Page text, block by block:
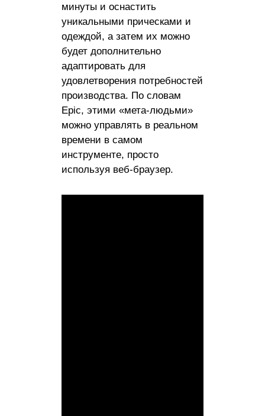
минуты и оснастить
уникальными прическами и
одеждой, а затем их можно
будет дополнительно
адаптировать для
удовлетворения потребностей
производства. По словам
Epic, этими «мета-людьми»
можно управлять в реальном
времени в самом
инструменте, просто
используя веб-браузер.